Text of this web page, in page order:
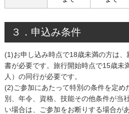
３．申込み条件
(1)お申し込み時点で18歳未満の方は
書が必要です。旅行開始時点で15歳未
人）の同行が必要です。
(2)ご参加にあたって特別の条件を定め
別、年令、資格、技能その他条件が当
い場合は、ご参加をお断りする場合が